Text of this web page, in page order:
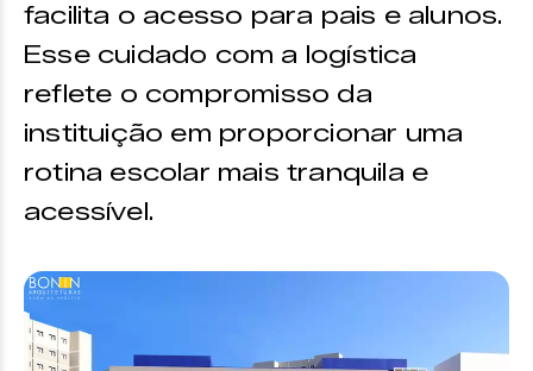
facilita o acesso para pais e alunos.
Esse cuidado com a logística
reflete o compromisso da
instituição em proporcionar uma
rotina escolar mais tranquila e
acessível.